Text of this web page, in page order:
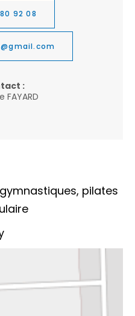
92 08
:
FAYARD
gymnastiques, pilates